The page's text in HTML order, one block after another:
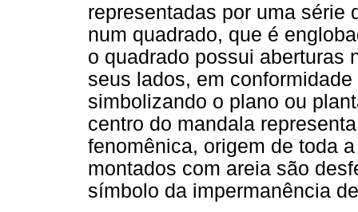
representadas por uma série
num quadrado, que é
o quadrado possui aberturas
seus lados, em
simbolizando o plano ou
centro do mandala
fenomênica, origem de toda
montados com areia são
símbolo da impermanência